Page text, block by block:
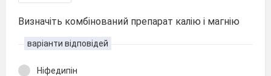
Визначіть комбінований препарат калію і магнію
варіанти відповідей
Ніфедипін